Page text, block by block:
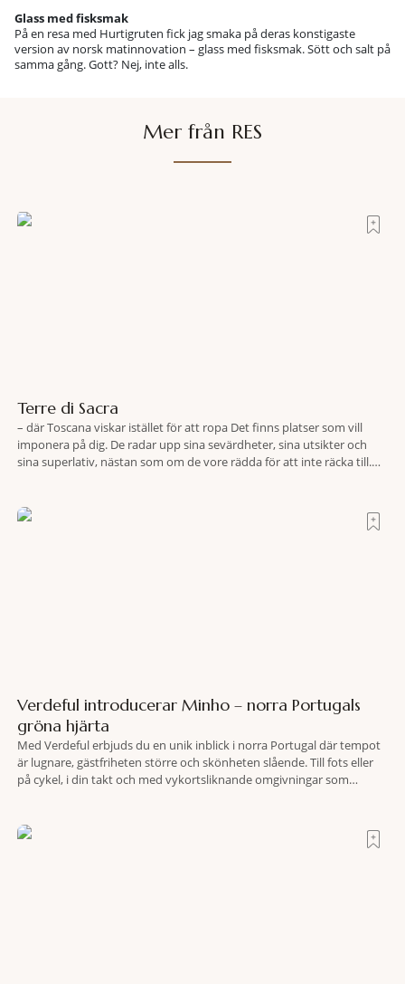
Glass med fisksmak
På en resa med Hurtigruten fick jag smaka på deras konstigaste
version av norsk matinnovation – glass med fisksmak. Sött och salt på
samma gång. Gott? Nej, inte alls.
Mer från RES
Terre di Sacra
– där Toscana viskar istället för att ropa Det finns platser som vill
imponera på dig. De radar upp sina sevärdheter, sina utsikter och
sina superlativ, nästan som om de vore rädda för att inte räcka till.
Verdeful introducerar Minho – norra Portugals
gröna hjärta
Med Verdeful erbjuds du en unik inblick i norra Portugal där tempot
är lugnare, gästfriheten större och skönheten slående. Till fots eller
på cykel, i din takt och med vykortsliknande omgivningar som
travel när det